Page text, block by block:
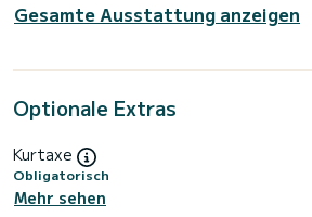
Gesamte Ausstattung anzeigen
Optionale Extras
Kurtaxe
Obligatorisch
Mehr sehen